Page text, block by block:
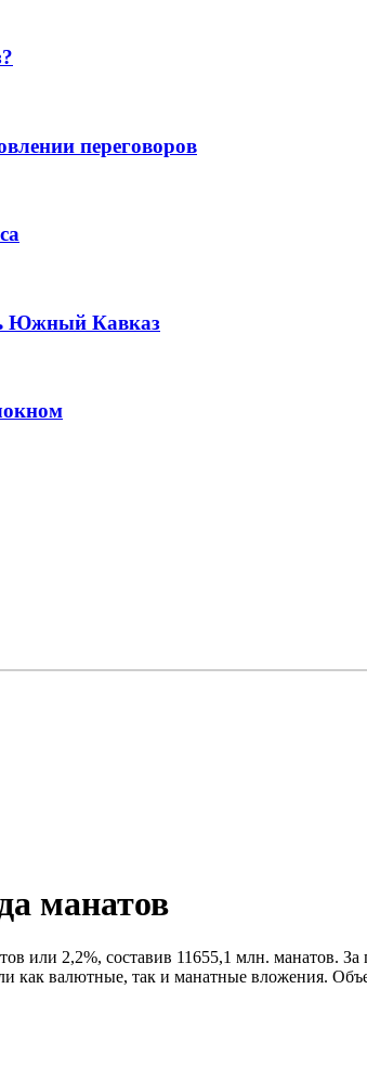
переговоров
Южный Кавказ
манатов
или 2,2%, составив 11655,1 млн. манатов. За
как валютные, так и манатные вложения.